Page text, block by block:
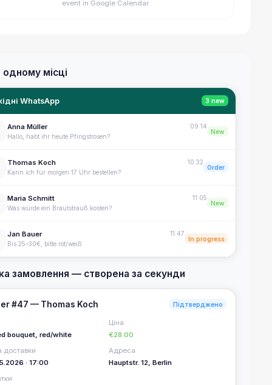
event in Google Calendar.
одному місці
WhatsApp 3 new
Anna Müller
09:14
Hallo, habt ihr heute Pfingstrosen?
New
Thomas Koch
10:32
Kann ich für morgen 17 Uhr bestellen?
Order
Maria Schmitt
11:05
Was würde ein Brautstrauß kosten?
New
Jan Bauer
11:47
Bis 25–30€, bitte rot/weiß
In progress
замовлення — створена за секунди
#47 — Thomas Koch Підтверджено
bouquet, red/white
Ціна
€28.00
доставки
· 17:00
Адреса
Hauptstr. 12, Berlin